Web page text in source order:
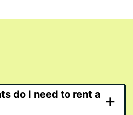
do I need to rent a +